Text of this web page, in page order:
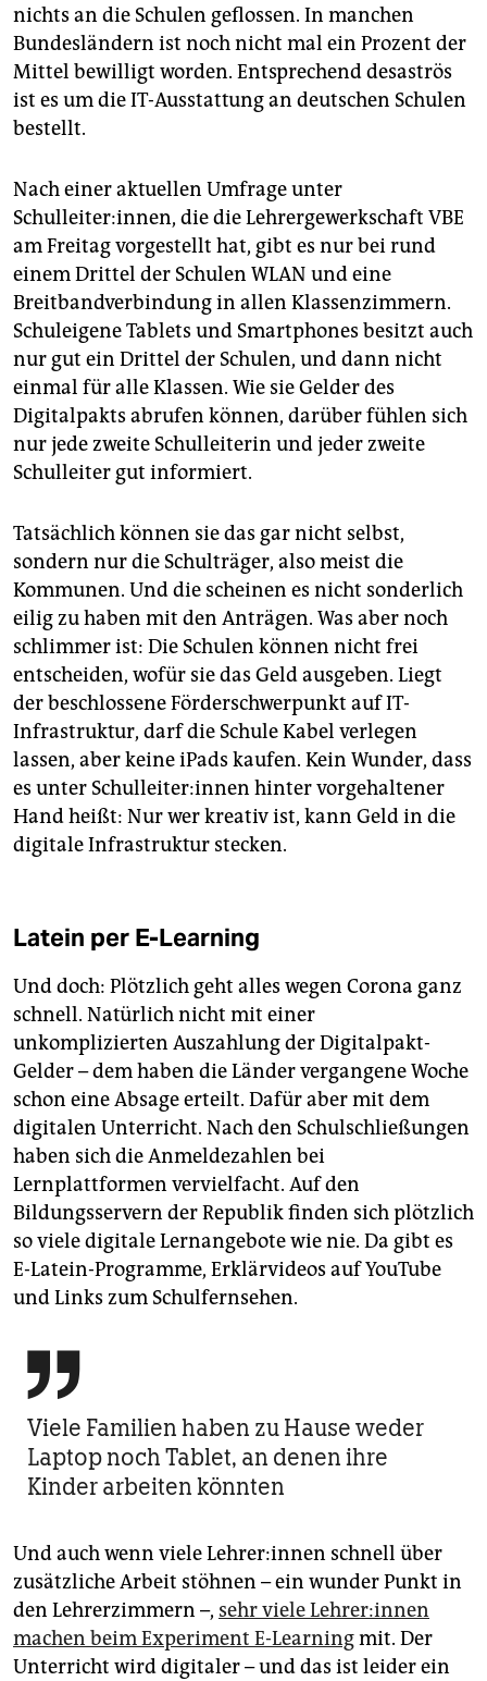
nichts an die Schulen geflossen. In manchen
Bundesländern ist noch nicht mal ein Prozent der
Mittel bewilligt worden. Entsprechend desaströs
ist es um die IT-Ausstattung an deutschen Schulen
bestellt.
Nach einer aktuellen Umfrage unter
Schulleiter:innen, die die Lehrergewerkschaft VBE
am Freitag vorgestellt hat, gibt es nur bei rund
einem Drittel der Schulen WLAN und eine
Breitbandverbindung in allen Klassenzimmern.
Schuleigene Tablets und Smart­phones besitzt auch
nur gut ein Drittel der Schulen, und dann nicht
einmal für alle Klassen. Wie sie Gelder des
Digitalpakts abrufen können, darüber fühlen sich
nur jede zweite Schulleiterin und jeder zweite
Schulleiter gut informiert.
Tatsächlich können sie das gar nicht selbst,
sondern nur die Schulträger, also meist die
Kommunen. Und die scheinen es nicht sonderlich
eilig zu haben mit den Anträgen. Was aber noch
schlimmer ist: Die Schulen können nicht frei
entscheiden, wofür sie das Geld ausgeben. Liegt
der beschlossene Förderschwerpunkt auf IT-
Infrastruktur, darf die Schule Kabel verlegen
lassen, aber keine iPads kaufen. Kein Wunder, dass
es unter Schulleiter:innen hinter vorgehaltener
Hand heißt: Nur wer kreativ ist, kann Geld in die
digitale Infrastruktur stecken.
Latein per E-Learning
Und doch: Plötzlich geht alles wegen Corona ganz
schnell. Natürlich nicht mit einer
unkomplizierten Auszahlung der Digitalpakt-
Gelder – dem haben die Länder vergangene Woche
schon eine Absage erteilt. Dafür aber mit dem
digitalen Unterricht. Nach den Schulschließungen
haben sich die Anmeldezahlen bei
Lernplattformen vervielfacht. Auf den
Bildungsservern der Republik finden sich plötzlich
so viele digitale Lernangebote wie nie. Da gibt es
E-Latein-Programme, Erklärvideos auf YouTube
und Links zum Schulfernsehen.

Viele Familien haben zu Hause weder
Laptop noch Tablet, an denen ihre
Kinder arbeiten könnten
Und auch wenn viele Leh­re­r:in­nen schnell über
zusätzliche Arbeit stöhnen – ein wunder Punkt in
den Lehrerzimmern –, sehr viele Lehrer:innen
machen beim Experiment E-Learningmit. Der
Unterricht wird digitaler – und das ist leider ein